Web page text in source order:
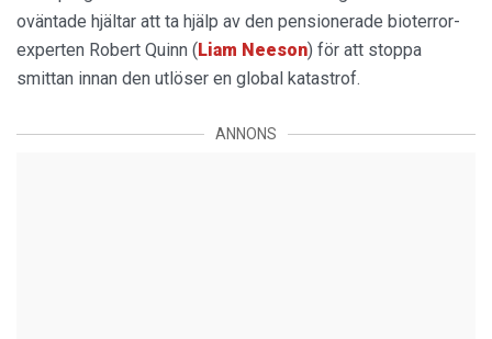
oväntade hjältar att ta hjälp av den pensionerade bioterror-
experten Robert Quinn ( Liam Neeson) för att stoppa
smittan innan den utlöser en global katastrof.
ANNONS